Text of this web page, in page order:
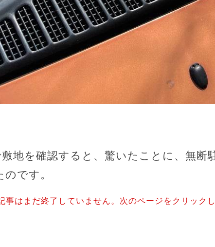
地を確認すると、驚いたことに、無断
です。
事はまだ終了していません。次のページをクリック